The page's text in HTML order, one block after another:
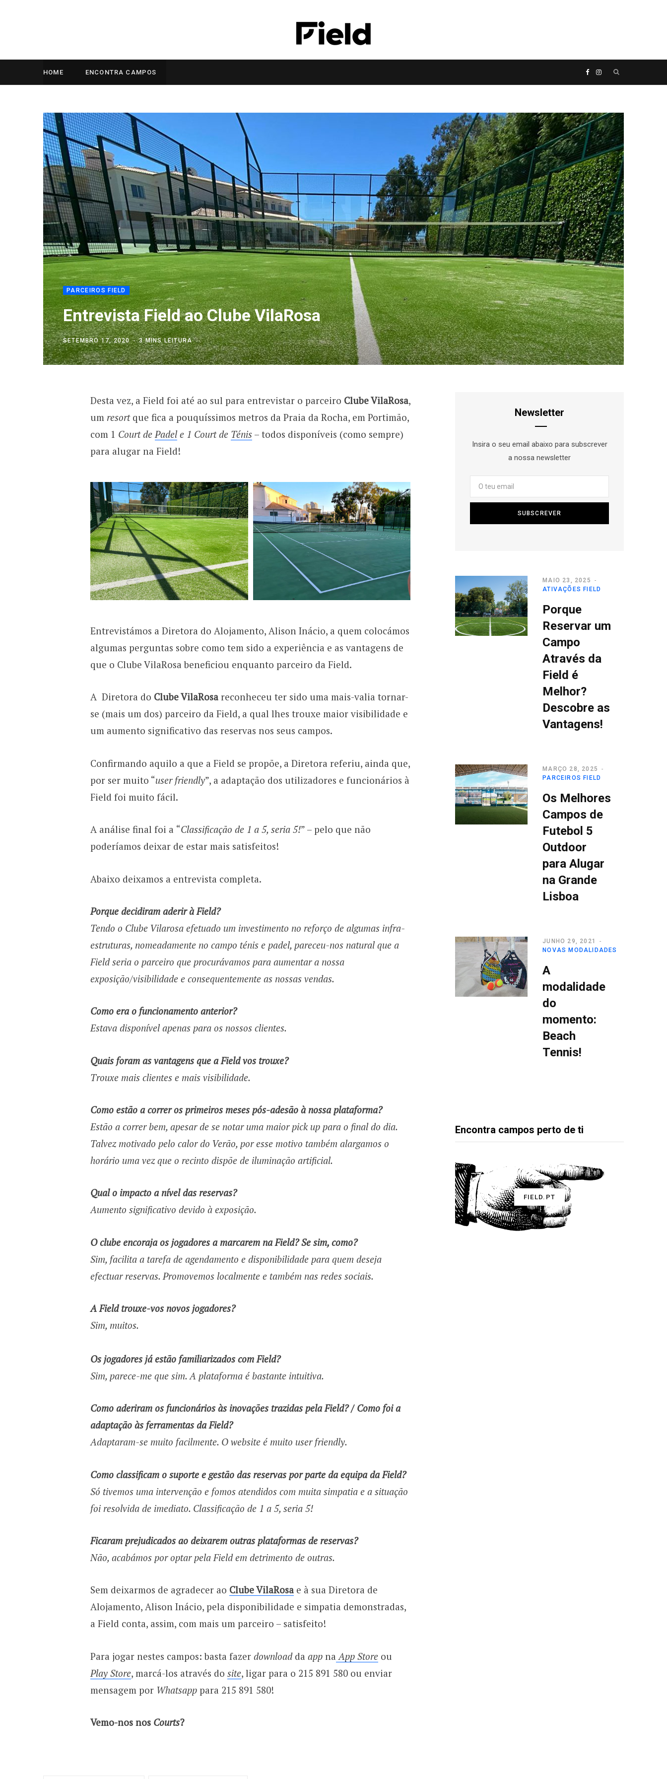
F
c
e
b
o
o
k
I
s
t
a
g
r
a
m
HOME ENCONTRA CAMPOS
o
c
u
r
a
r
p
o
r
:
PARCEIROS FIELD
Entrevista Field ao Clube VilaRosa
SETEMBRO 17, 2020 3 MINS LEITURA
Desta vez, a Field foi até ao sul para entrevistar o parceiro Clube VilaRosa,
um resortque fica a pouquíssimos metros da Praia da Rocha, em Portimão,
com 1 Court dePadele 1 Court de Ténis– todos disponíveis (como sempre)
para alugar na Field!
Entrevistámos a Diretora do Alojamento, Alison Inácio, a quem colocámos
algumas perguntas sobre como tem sido a experiência e as vantagens de
que o Clube VilaRosa beneficiou enquanto parceiro da Field.
A Diretora do Clube VilaRosareconheceu ter sido uma mais-valia tornar-
se (mais um dos) parceiro da Field, a qual lhes trouxe maior visibilidade e
um aumento significativo das reservas nos seus campos.
Confirmando aquilo a que a Field se propõe, a Diretora referiu, ainda que,
por ser muito “user friendly”, a adaptação dos utilizadores e funcionários à
Field foi muito fácil.
A análise final foi a “Classificação de 1 a 5, seria 5!” – pelo que não
poderíamos deixar de estar mais satisfeitos!
Abaixo deixamos a entrevista completa.
Porque decidiram aderir à Field?
Tendo o Clube Vilarosa efetuado um investimento no reforço de algumas infra-
estruturas, nomeadamente no campo ténis e padel, pareceu-nos natural que a
Field seria o parceiro que procurávamos para aumentar a nossa
exposição/visibilidade e consequentemente as nossas vendas.
Como era o funcionamento anterior?
Estava disponível apenas para os nossos clientes.
Quais foram as vantagens que a Field vos trouxe?
Trouxe mais clientes e mais visibilidade.
Como estão a correr os primeiros meses pós-adesão à nossa plataforma?
Estão a correr bem, apesar de se notar uma maior pick up para o final do dia.
Talvez motivado pelo calor do Verão, por esse motivo também alargamos o
horário uma vez que o recinto dispõe de iluminação artificial.
Qual o impacto a nível das reservas?
Aumento significativo devido à exposição.
O clube encoraja os jogadores a marcarem na Field? Se sim, como?
Sim, facilita a tarefa de agendamento e disponibilidade para quem deseja
efectuar reservas. Promovemos localmente e também nas redes sociais.
A Field trouxe-vos novos jogadores?
Sim, muitos.
Os jogadores já estão familiarizados com Field?
Sim, parece-me que sim. A plataforma é bastante intuitiva.
Como aderiram os funcionários às inovações trazidas pela Field? / Como foi a
adaptação às ferramentas da Field?
Adaptaram-se muito facilmente. O website é muito user friendly.
Como classificam o suporte e gestão das reservas por parte da equipa da Field?
Só tivemos uma intervenção e fomos atendidos com muita simpatia e a situação
foi resolvida de imediato. Classificação de 1 a 5, seria 5!
Ficaram prejudicados ao deixarem outras plataformas de reservas?
Não, acabámos por optar pela Field em detrimento de outras.
Sem deixarmos de agradecer ao Clube VilaRosa e à sua Diretora de
Alojamento, Alison Inácio, pela disponibilidade e simpatia demonstradas,
a Field conta, assim, com mais um parceiro – satisfeito!
Para jogar nestes campos: basta fazer downloadda appna App Storeou
Play Store, marcá-los através do site, ligar para o 215 891 580 ou enviar
mensagem por Whatsapppara 215 891 580!
Vemo-nos nos Courts?
Newsletter
Insira o seu email abaixo para subscrever
a nossa newsletter
ATIVAÇÕES FIELD
MAIO 23, 2025
Porque
Reservar um
Campo
Através da
Field é
Melhor?
Descobre as
Vantagens!
PARCEIROS FIELD
MARÇO 28, 2025
Os Melhores
Campos de
Futebol 5
Outdoor
para Alugar
na Grande
Lisboa
NOVAS MODALIDADES
JUNHO 29, 2021
A
modalidade
do
momento:
Beach
Tennis!
Encontra campos perto de ti
FIELD.PT